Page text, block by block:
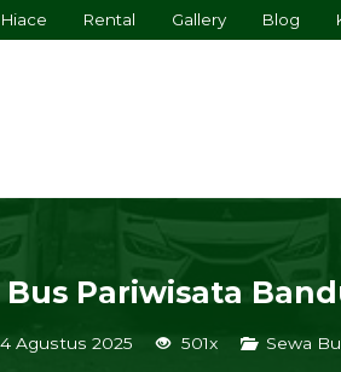
Rental Gallery Blog
Bus Pariwisata
Agustus 2025 501x Sewa